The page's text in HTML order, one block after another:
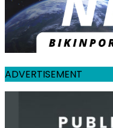
ADVERTISEMENT